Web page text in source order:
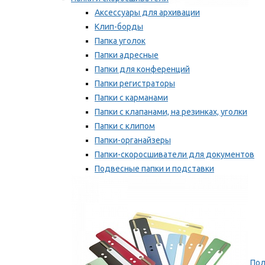
Аксессуары для архивации
Клип-борды
Папка уголок
Папки адресные
Папки для конференций
Папки регистраторы
Папки с карманами
Папки с клапанами, на резинках, уголки
Папки с клипом
Папки-органайзеры
Папки-скоросшиватели для документов
Подвесные папки и подставки